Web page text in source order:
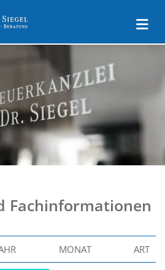
Fachinformationen
MONAT ART